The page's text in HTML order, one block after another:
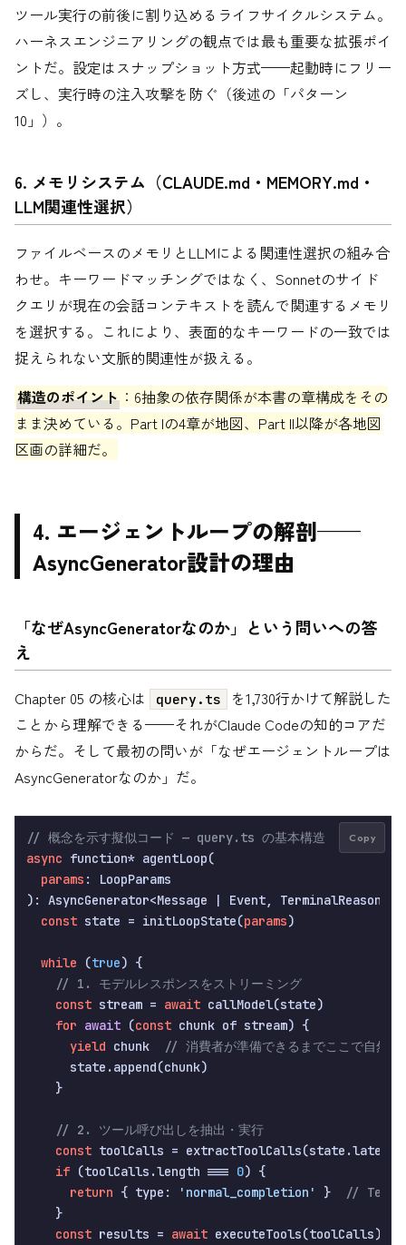
ツール実行の前後に割り込めるライフサイクルシステム。
ハーネスエンジニアリングの観点では最も重要な拡張ポイ
ントだ。設定はスナップショット方式——起動時にフリー
ズし、実行時の注入攻撃を防ぐ（後述の「パターン
10」）。
6. メモリシステム（CLAUDE.md・MEMORY.md・
LLM関連性選択）
ファイルベースのメモリとLLMによる関連性選択の組み合
わせ。キーワードマッチングではなく、Sonnetのサイド
クエリが現在の会話コンテキストを読んで関連するメモリ
を選択する。これにより、表面的なキーワードの一致では
捉えられない文脈的関連性が扱える。
構造のポイント ：6抽象の依存関係が本書の章構成をその
まま決めている。Part Iの4章が地図、Part II以降が各地図
区画の詳細だ。
4. エージェントループの解剖——
AsyncGenerator設計の理由
「なぜAsyncGeneratorなのか」という問いへの答
え
Chapter 05 の核心は query.ts
を1,730行かけて解説した
ことから理解できる——それがClaude Codeの知的コアだ
からだ。そして最初の問いが「なぜエージェントループは
AsyncGeneratorなのか」だ。
// 概念を示す擬似コード — query.ts の基本構造
async function* agentLoop(
params : LoopParams
): AsyncGenerator<Message | Event, TerminalReason> {
const state = initLoopState(params)
while (true) {
// 1. モデルレスポンスをストリーミング
const stream = await callModel(state)
for await (const chunk of stream) {
yield chunk
// 消費者が準備できるまでここで自然に
      state.append(chunk)
    }
// 2. ツール呼び出しを抽出・実行
const toolCalls =
if (toolCalls.length === 0) {
return { type: 'normal_completion' }
//
    }
const results = await executeTools(toolCalls)
Copy